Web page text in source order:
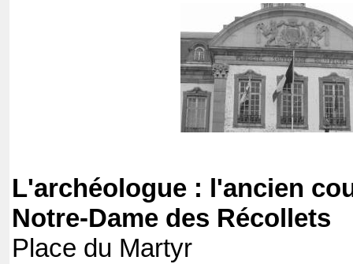
L'archéologue : l'ancien
Notre-Dame des Récollets
Place du Martyr